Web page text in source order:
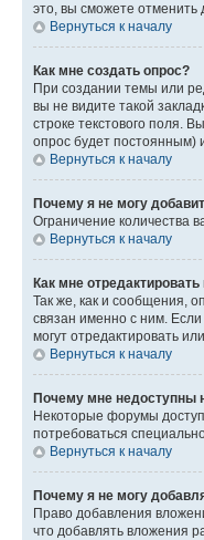
это, вы сможете
Вернуться к началу
Как мне создать опрос?
При создании темы или
вы не видите такой
строке текстового поля.
опрос будет постоянным)
Вернуться к началу
Почему я не могу
Ограничение количества
Вернуться к началу
Как мне
Так же, как и сообщения,
связан именно с ним.
могут отредактировать
Вернуться к началу
Почему мне
Некоторые форумы
потребоваться
Вернуться к началу
Почему я не могу
Право добавления
что добавлять вложения